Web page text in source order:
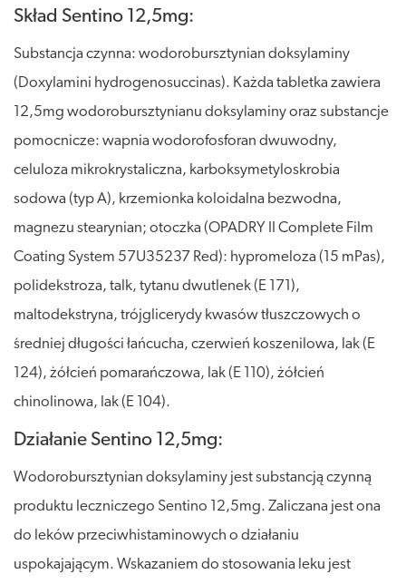
Skład Sentino 12,5mg:
Substancja czynna: wodorobursztynian doksylaminy
(Doxylamini hydrogenosuccinas). Każda tabletka zawiera
12,5mg wodorobursztynianu doksylaminy oraz substancje
pomocnicze: wapnia wodorofosforan dwuwodny,
celuloza mikrokrystaliczna, karboksymetyloskrobia
sodowa (typ A), krzemionka koloidalna bezwodna,
magnezu stearynian; otoczka (OPADRY II Complete Film
Coating System 57U35237 Red): hypromeloza (15 mPas),
polidekstroza, talk, tytanu dwutlenek (E 171),
maltodekstryna, trójglicerydy kwasów tłuszczowych o
średniej długości łańcucha, czerwień koszenilowa, lak (E
124), żółcień pomarańczowa, lak (E 110), żółcień
chinolinowa, lak (E 104).
Działanie Sentino 12,5mg:
Wodorobursztynian doksylaminy jest substancją czynną
produktu leczniczego Sentino 12,5mg. Zaliczana jest ona
do leków przeciwhistaminowych o działaniu
uspokajającym. Wskazaniem do stosowania leku jest